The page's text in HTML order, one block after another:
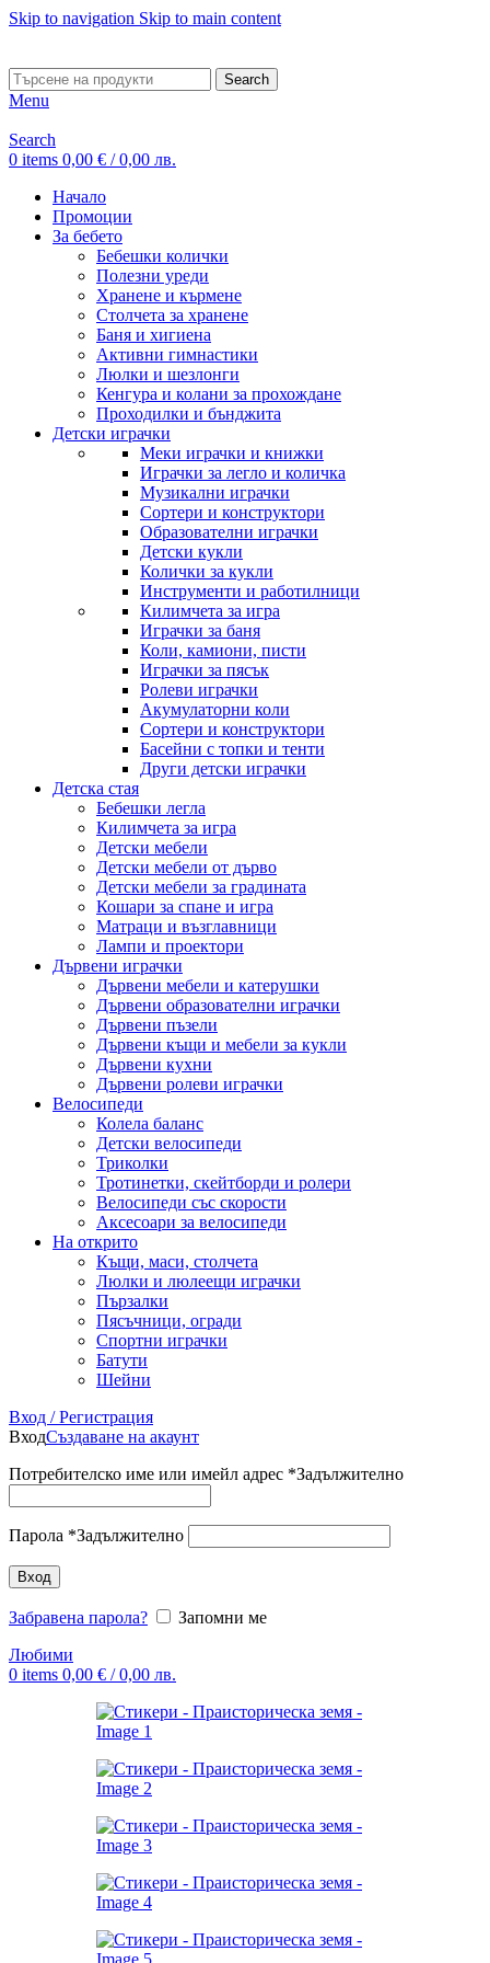
Skip to navigation Skip to main content
Search
Menu
Search
0 items 0,00 € / 0,00 лв.
Начало
Промоции
За бебето
Бебешки колички
Полезни уреди
Хранене и кърмене
Столчета за хранене
Баня и хигиена
Активни гимнастики
Люлки и шезлонги
Кенгура и колани за прохождане
Проходилки и бънджита
Детски играчки
Меки играчки и книжки
Играчки за легло и количка
Музикални играчки
Сортери и конструктори
Образователни играчки
Детски кукли
Колички за кукли
Инструменти и работилници
Килимчета за игра
Играчки за баня
Коли, камиони, писти
Играчки за пясък
Ролеви играчки
Акумулаторни коли
Сортери и конструктори
Басейни с топки и тенти
Други детски играчки
Детска стая
Бебешки легла
Килимчета за игра
Детски мебели
Детски мебели от дърво
Детски мебели за градината
Кошари за спане и игра
Матраци и възглавници
Лампи и проектори
Дървени играчки
Дървени мебели и катерушки
Дървени образователни играчки
Дървени пъзели
Дървени къщи и мебели за кукли
Дървени кухни
Дървени ролеви играчки
Велосипеди
Колела баланс
Детски велосипеди
Триколки
Тротинетки, скейтборди и ролери
Велосипеди със скорости
Аксесоари за велосипеди
На открито
Къщи, маси, столчета
Люлки и люлеещи играчки
Пързалки
Пясъчници, огради
Спортни играчки
Батути
Шейни
Вход / Регистрация
ВходСъздаване на акаунт
Потребителско име или имейл адрес *Задължително
Парола *Задължително
Вход
Забравена парола?
Запомни ме
Любими
0 items 0,00 € / 0,00 лв.